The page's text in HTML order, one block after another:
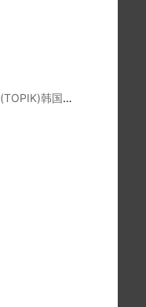
韩国报名时间